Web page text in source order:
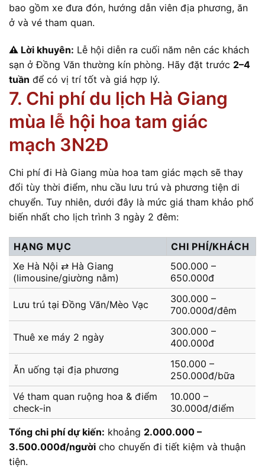
bao gồm xe đưa đón, hướng dẫn viên địa phương, ăn
ở và vé tham quan.
⚠ Lời khuyên: Lễ hội diễn ra cuối năm nên các khách
sạn ở Đồng Văn thường kín phòng. Hãy đặt trước 2–4
tuần để có vị trí tốt và giá hợp lý.
7. Chi phí du lịch Hà Giang
mùa lễ hội hoa tam giác
mạch 3N2Đ
Chi phí đi Hà Giang mùa hoa tam giác mạch sẽ thay
đổi tùy thời điểm, nhu cầu lưu trú và phương tiện di
chuyển. Tuy nhiên, dưới đây là mức giá tham khảo phổ
biến nhất cho lịch trình 3 ngày 2 đêm:
HẠNG MỤC
CHI PHÍ/KHÁCH
Xe Hà Nội ⇄ Hà Giang
(limousine/giường nằm)
500.000 –
650.000đ
Lưu trú tại Đồng Văn/Mèo Vạc
300.000 –
700.000đ/đêm
Thuê xe máy 2 ngày
300.000 –
400.000đ
Ăn uống tại địa phương
150.000 –
250.000đ/bữa
Vé tham quan ruộng hoa & điểm
check-in
10.000 –
30.000đ/điểm
Tổng chi phí dự kiến: khoảng 2.000.000 –
3.500.000đ/người cho chuyến đi tiết kiệm và thuận
tiện.